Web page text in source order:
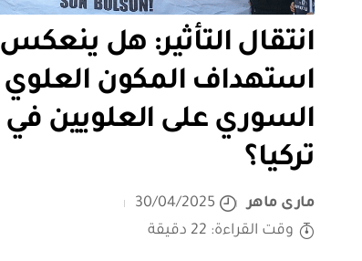
انتقال التأثير: هل ينعكس
استهداف المكون العلوي
السوري على العلويين في
تركيا؟
مارى ماهر
30/04/2025
وقت القراءة: 22 دقيقة